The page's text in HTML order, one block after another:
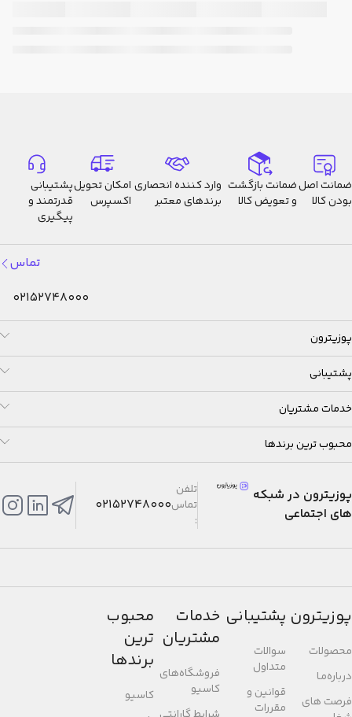
ضمانت اصل
بودن کالا
ضمانت بازگشت
و تعویض کالا
وارد کننده انحصاری
برندهای معتبر
امکان تحویل
اکسپرس
پشتیبانی
قدرتمند و
پیگیری
تماس
02152748000
پوزیترون
پشتیبانی
خدمات مشتریان
محبوب ترین برندها
پوزیترون در شبکه
های اجتماعی
تلفن
تماس
:
02152748000
پوزیترون
محصولات
درباره‌مـا
فرصت های
پشتیبانی
سوالات
متداول
قوانین و
مقررات
خدمات
مشتریان
فروشگاه‌های
کاسیو
محبوب
ترین
برندها
کاسیو